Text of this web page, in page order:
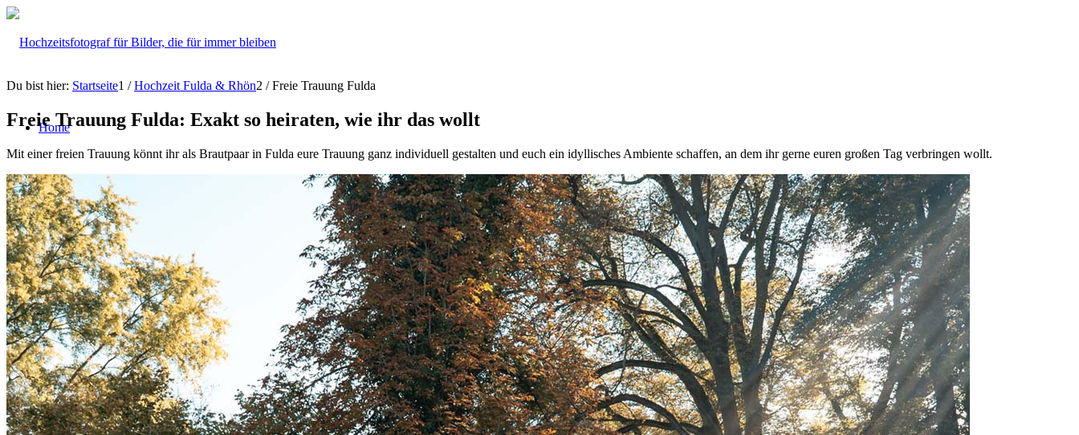
Home
Über mich
Hochzeit
Hochzeitsfotografie
Die 6 Phasen
Du bist hier: Startseite1 / Hochzeit Fulda & Rhön2 / Freie Trauung Fulda
Freie Trauung Fulda: Exakt so heiraten, wie ihr das wollt
Mit einer freien Trauung könnt ihr als Brautpaar in Fulda eure Trauung ganz individuell gestalten und euch ein idyllisches Ambiente schaffen, an dem ihr gerne euren großen Tag verbringen wollt.